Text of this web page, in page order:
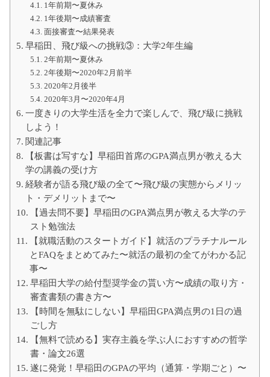
1年前期〜夏休み
1年後期〜成績審査
面接審査〜結果発表
早稲田、飛び級への挑戦③：大学2年生編
2年前期〜夏休み
2年後期〜2020年2月前半
2020年2月後半
2020年3月〜2020年4月
一度きりの大学生活を全力で楽しんで、飛び級に挑戦
しよう！
関連記事
【板書は写すな】早稲田首席のGPA満点男が教える大
学の講義の受け方
経験者が語る飛び級の全て〜飛び級の実態からメリッ
ト・デメリットまで〜
【過去問不要】早稲田のGPA満点男が教える大学のテ
スト勉強法
【就職活動のスタートガイド】就活のプラチナルール
とFAQをまとめてみた〜就活の最初の全てがわかる記
事〜
早稲田大学の給付型奨学金の貰い方〜成績の取り方・
審査書類の書き方〜
【時間を無駄にしない】早稲田GPA満点男の1日の過
ごし方
【無料で読める】実存主義を学ぶ人におすすめの哲学
書・論文26選
遂に発覚！早稲田のGPAの平均（通算・学期ごと）〜